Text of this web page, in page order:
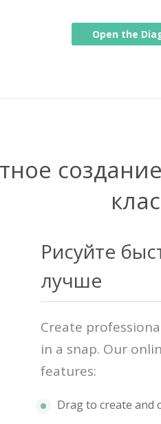
Open the
Рисуйте
лучше
Create
in a snap. Our
features:
Drag to create and